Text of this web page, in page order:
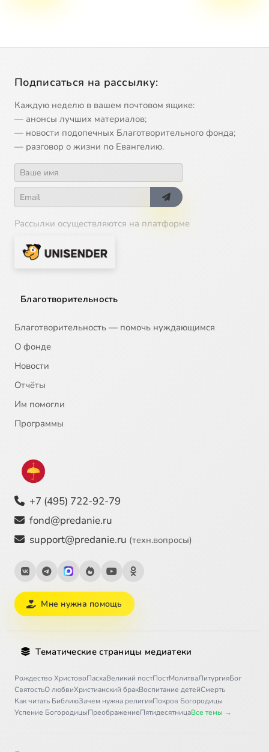
Подписаться на рассылку:
Каждую неделю в вашем почтовом ящике:
— анонсы лучших материалов;
— новости подопечных Благотворительного фонда;
— разговор о жизни по Евангелию.
Рассылки осуществляются на платформе
Благотворительность
Благотворительность — помочь нуждающимся
О фонде
Новости
Отчёты
Им помогли
Программы
+7 (495) 722-92-79
fond@predanie.ru
support@predanie.ru (техн.вопросы)
Мне нужна помощь
Тематические страницы медиатеки
Рождество ХристовоПасхаВеликий постПостМолитваЛитургияБог
СвятостьО любвиХристианский бракВоспитание детейСмерть
Как читать БиблиюЗачем нужна религияПокров Богородицы
Успение БогородицыПреображениеПятидесятницаВсе темы →